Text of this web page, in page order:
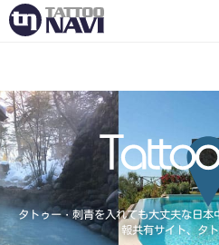
タトゥー・刺青を入れても大丈夫な日
報共有サイト、タ